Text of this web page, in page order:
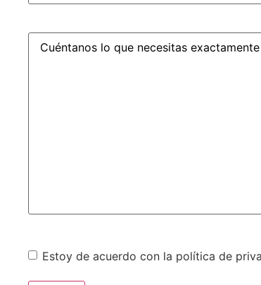
Comentario
Consentimiento
Estoy de acuerdo con la política de